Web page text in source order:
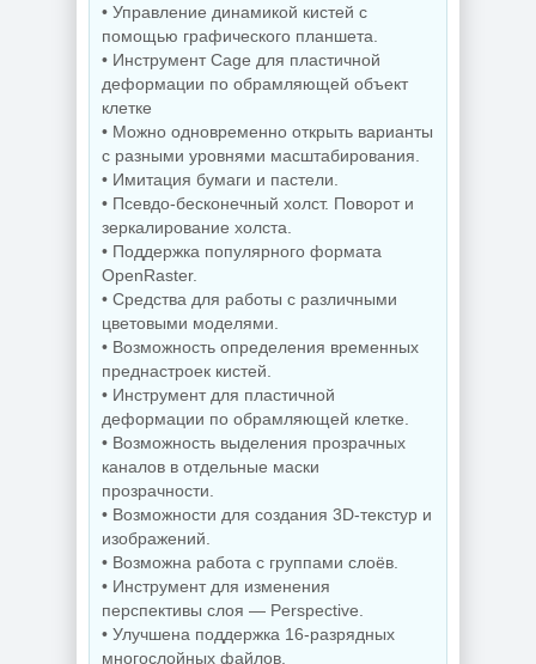
Звуковой
редактор
GoldWave 7.05
Редактор
изображений
FastStone Capture
11.3 + Portable
программ IObit
Uninstaller Pro
15.6.0.6
NEW
Дефрагментатор
Professional +
PDF редактор
Wondershare
PDFelement Pro
12.1.28.4370
NEW
Редактирование
документов
PDFgear 2.1.18
NEW
• Управление динамикой кистей с
помощью графического планшета.
• Инструмент Cage для пластичной
деформации по обрамляющей объект
клетке
• Можно одновременно открыть варианты
с разными уровнями масштабирования.
• Имитация бумаги и пастели.
• Псевдо-бесконечный холст. Поворот и
зеркалирование холста.
• Поддержка популярного формата
OpenRaster.
• Средства для работы с различными
цветовыми моделями.
• Возможность определения временных
преднастроек кистей.
• Инструмент для пластичной
деформации по обрамляющей клетке.
• Возможность выделения прозрачных
каналов в отдельные маски
прозрачности.
• Возможности для создания 3D-текстур и
изображений.
• Возможна работа с группами слоёв.
• Инструмент для изменения
перспективы слоя — Perspective.
• Улучшена поддержка 16-разрядных
многослойных файлов.